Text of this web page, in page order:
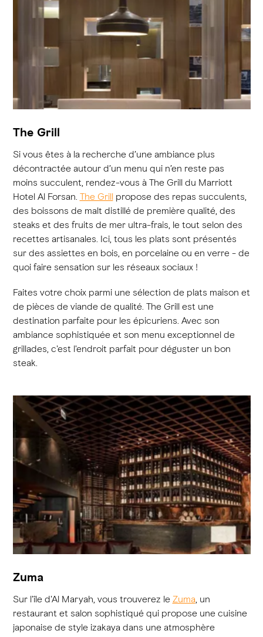
The Grill
Si vous êtes à la recherche d’une ambiance plus
décontractée autour d’un menu qui n’en reste pas
moins succulent, rendez-vous à The Grill du Marriott
Hotel Al Forsan. The Grillpropose des repas succulents,
des boissons de malt distillé de première qualité, des
steaks et des fruits de mer ultra-frais, le tout selon des
recettes artisanales. Ici, tous les plats sont présentés
sur des assiettes en bois, en porcelaine ou en verre - de
quoi faire sensation sur les réseaux sociaux !
Faites votre choix parmi une sélection de plats maison et
de pièces de viande de qualité. The Grill est une
destination parfaite pour les épicuriens. Avec son
ambiance sophistiquée et son menu exceptionnel de
grillades, c'est l'endroit parfait pour déguster un bon
steak.
Zuma
Sur l'île d'Al Maryah, vous trouverez le Zuma, un
restaurant et salon sophistiqué qui propose une cuisine
japonaise de style izakaya dans une atmosphère